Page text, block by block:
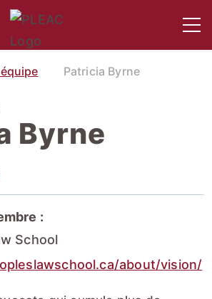
Patricia Byrne
Byrne
:
School
about/vision/